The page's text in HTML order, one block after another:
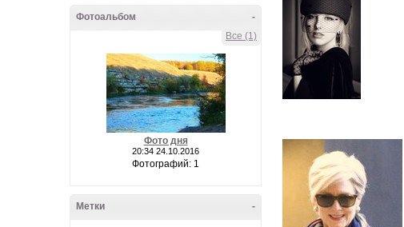
-
Фотоальбом
Все (1)
Фото дня
20:34 24.10.2016
Фотографий: 1
-
Метки